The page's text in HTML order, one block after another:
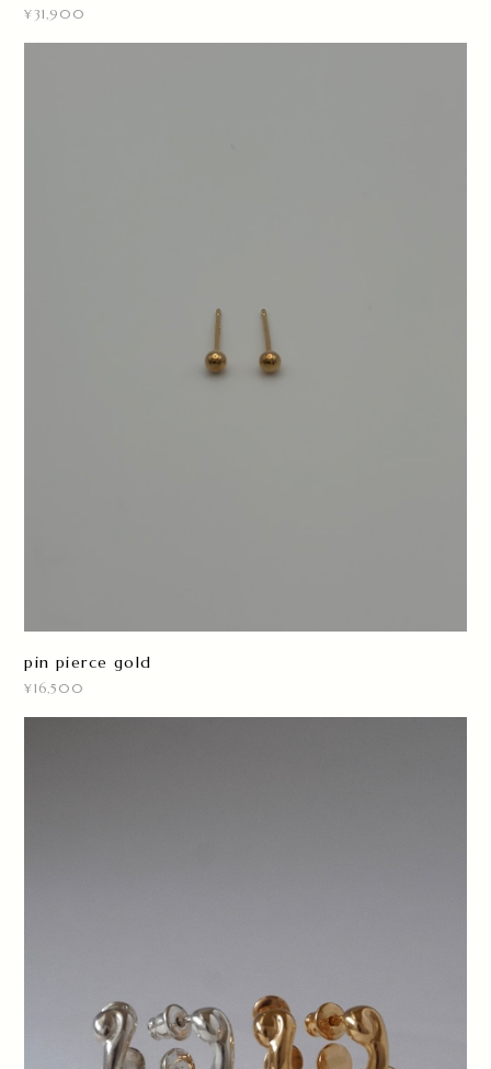
¥31,900
pin pierce gold
¥16,500